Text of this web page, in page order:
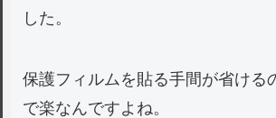
した。
保護フィルムを貼る手間が省ける
で楽なんですよね。